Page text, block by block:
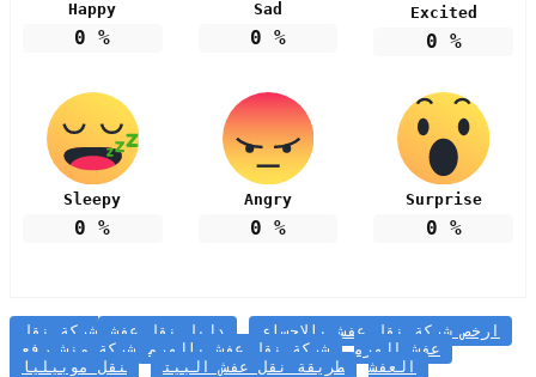
Happy
0 %
Sad
0 %
Excited
0 %
Sleepy
0 %
Angry
0 %
Surprise
0 %
ارخص شركة نقل عفش بالاحساء دليل نقل عفش
شركة نقل
عفش الهرم
شركة نقل عفش بالهرم
شركة ونش رفع
العفش
طريقة نقل عفش البيت نقل موبيليا